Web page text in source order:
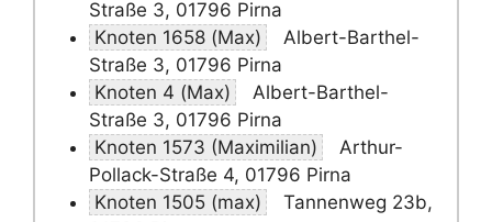
Straße 3, 01796 Pirna
Knoten 1658 (Max)
Albert-Barthel-
Straße 3, 01796 Pirna
Knoten 4 (Max)
Albert-Barthel-
Straße 3, 01796 Pirna
Knoten 1573 (Maximilian)
Arthur-
Pollack-Straße 4, 01796 Pirna
Knoten 1505 (max)
Tannenweg 23b,